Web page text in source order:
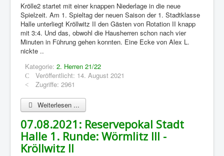
Krölle2 startet mit einer knappen Niederlage in die neue
Spielzeit. Am 1. Spieltag der neuen Saison der 1. Stadtklasse
Halle unterliegt Kröllwitz II den Gästen von Rotation II knapp
mit 3:4. Und das, obwohl die Hausherren schon nach vier
Minuten in Führung gehen konnten. Eine Ecke von Alex L.
nickte ..
Kategorie: 2. Herren 21/22
Veröffentlicht: 14. August 2021
Zugriffe: 2961
Weiterlesen ...
07.08.2021: Reservepokal Stadt
Halle 1. Runde: Wörmlitz III -
Kröllwitz II